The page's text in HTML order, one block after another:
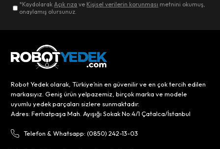
*KaydolarakAçık rıza ve Kişisel verilerin korunması metnini okumuş,
onaylamış olursunuz.
Robot Yedek olarak, Türkiye’nin en güvenilir ve en çok tercih edilen
markasıyız. Geniş ürün yelpazemiz, birçok marka ve modele
uyumlu yedek parçaları sizlere sunmaktadır.
Adres: Ferhatpaşa Mah. Ayışığı Sokak No:4/1 Çatalca/İstanbul
Telefon & Whatsapp: (0850) 242-13-03